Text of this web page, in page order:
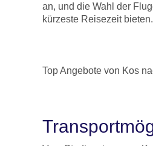
an, und die Wahl der
kürzeste Reisezeit
Top Angebote von Kos